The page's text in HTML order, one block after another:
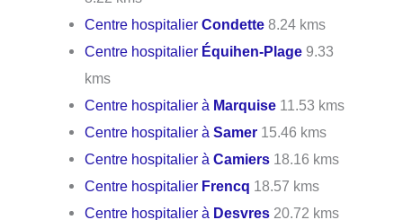
Centre hospitalierCondette 8.24 kms
Centre hospitalier Équihen-Plage 9.33
kms
Centre hospitalier à Marquise 11.53 kms
Centre hospitalier àSamer 15.46 kms
Centre hospitalier àCamiers 18.16 kms
Centre hospitalier Frencq 18.57 kms
Centre hospitalier à Desvres 20.72 kms